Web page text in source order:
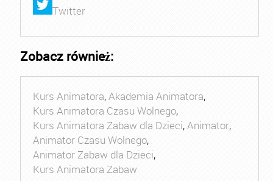
Twitter
Zobacz również:
Kurs Animatora,Akademia Animatora,
Kurs Animatora Czasu Wolnego,
Kurs Animatora Zabaw dla Dzieci,Animator,
Animator Czasu Wolnego,
Animator Zabaw dla Dzieci,
Kurs Animatora Zabaw